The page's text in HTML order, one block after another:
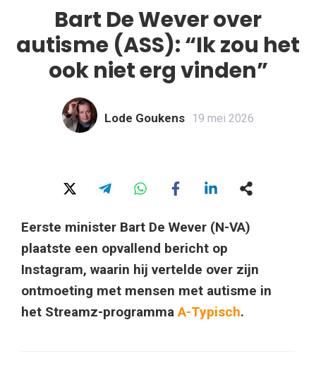
Bart De Wever over
autisme (ASS): “Ik zou het
ook niet erg vinden”
Lode Goukens 19 mei 2026
Eerste minister Bart De Wever (N-VA)
plaatste een opvallend bericht op
Instagram, waarin hij vertelde over zijn
ontmoeting met mensen met autisme in
het Streamz-programmaA-Typisch.